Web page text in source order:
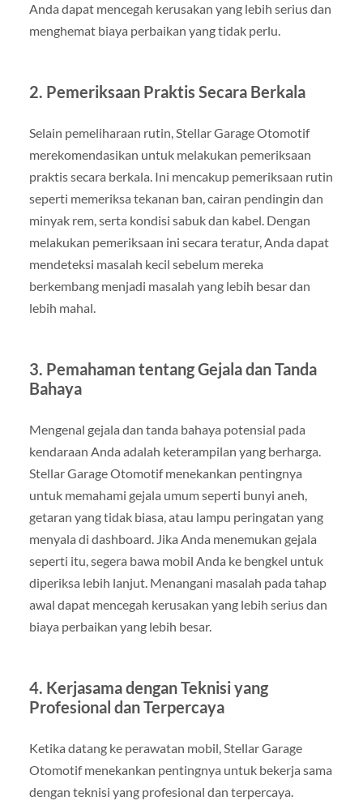
Anda dapat mencegah kerusakan yang lebih serius dan
menghemat biaya perbaikan yang tidak perlu.
2. Pemeriksaan Praktis Secara Berkala
Selain pemeliharaan rutin, Stellar Garage Otomotif
merekomendasikan untuk melakukan pemeriksaan
praktis secara berkala. Ini mencakup pemeriksaan rutin
seperti memeriksa tekanan ban, cairan pendingin dan
minyak rem, serta kondisi sabuk dan kabel. Dengan
melakukan pemeriksaan ini secara teratur, Anda dapat
mendeteksi masalah kecil sebelum mereka
berkembang menjadi masalah yang lebih besar dan
lebih mahal.
3. Pemahaman tentang Gejala dan Tanda
Bahaya
Mengenal gejala dan tanda bahaya potensial pada
kendaraan Anda adalah keterampilan yang berharga.
Stellar Garage Otomotif menekankan pentingnya
untuk memahami gejala umum seperti bunyi aneh,
getaran yang tidak biasa, atau lampu peringatan yang
menyala di dashboard. Jika Anda menemukan gejala
seperti itu, segera bawa mobil Anda ke bengkel untuk
diperiksa lebih lanjut. Menangani masalah pada tahap
awal dapat mencegah kerusakan yang lebih serius dan
biaya perbaikan yang lebih besar.
4. Kerjasama dengan Teknisi yang
Profesional dan Terpercaya
Ketika datang ke perawatan mobil, Stellar Garage
Otomotif menekankan pentingnya untuk bekerja sama
dengan teknisi yang profesional dan terpercaya.